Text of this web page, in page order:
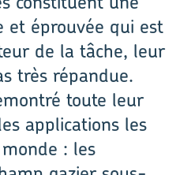
et éprouvée qui est
de la tâche, leur
très répandue.
toute leur
applications les
: les